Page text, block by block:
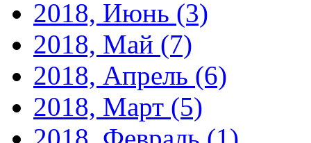
2018, Июнь (3)
2018, Май (7)
2018, Апрель (6)
2018, Март (5)